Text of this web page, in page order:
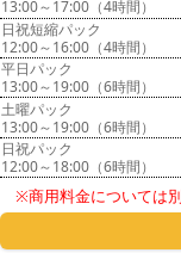
13:00～17:00（4時間）
日祝短縮パック
12:00～16:00（4時間）
平日パック
13:00～19:00（6時間）
土曜パック
13:00～19:00（6時間）
日祝パック
12:00～18:00（6時間）
※商用料金については